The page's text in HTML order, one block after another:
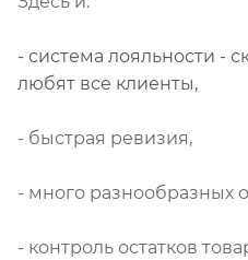
- система лояльности -
любят все клиенты,
- быстрая ревизия,
- много разнообразных
- контроль остатков